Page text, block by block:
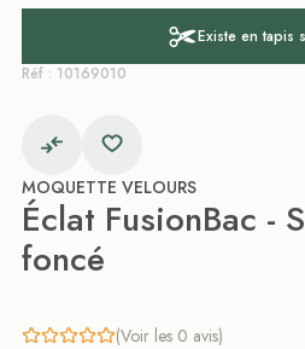
Existe en tapis
Réf : 10169010
MOQUETTE VELOURS
Éclat FusionBac -
foncé
(Voir les 0 avis)